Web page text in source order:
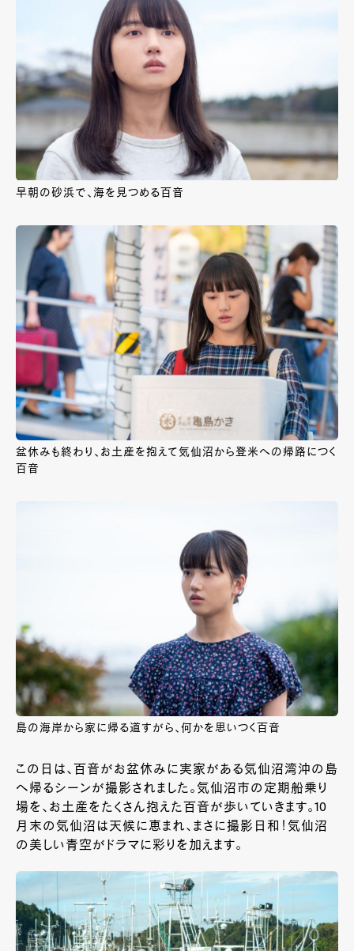
早朝の砂浜で、海を見つめる百音
盆休みも終わり、お土産を抱えて気仙沼から登米への帰路につく
百音
島の海岸から家に帰る道すがら、何かを思いつく百音
この日は、百音がお盆休みに実家がある気仙沼湾沖の島
へ帰るシーンが撮影されました。気仙沼市の定期船乗り
場を、お土産をたくさん抱えた百音が歩いていきます。10
月末の気仙沼は天候に恵まれ、まさに撮影日和！気仙沼
の美しい青空がドラマに彩りを加えます。